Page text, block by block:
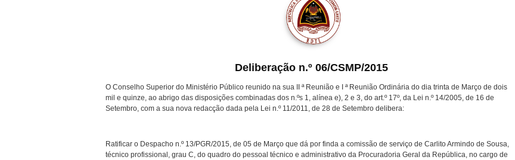
Deliberação n.º 06/CSMP/2015
O Conselho Superior do Ministério Público reunido na sua II ª Reunião e I ª Reunião Ordinária do dia trinta de Março de dois
mil e quinze, ao abrigo das disposições combinadas dos n.ºs 1, alínea e), 2 e 3, do art.º 17º, da Lei n.º 14/2005, de 16 de
Setembro, com a sua nova redacção dada pela Lei n.º 11/2011, de 28 de Setembro delibera:
Ratificar o Despacho n.º 13/PGR/2015, de 05 de Março que dá por finda a comissão de serviço de Carlito Armindo de Sousa,
técnico profissional, grau C, do quadro do pessoal técnico e administrativo da Procuradoria Geral da República, no cargo de